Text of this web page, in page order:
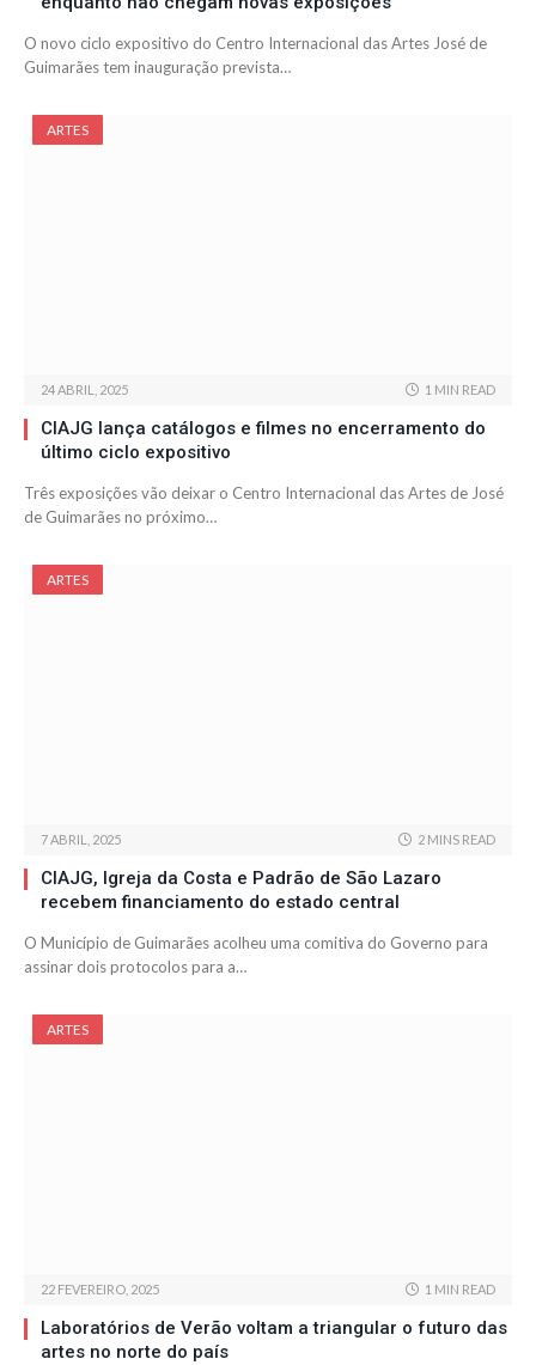
O novo ciclo expositivo do Centro Internacional das Artes José de
Guimarães tem inauguração prevista…
ARTES
24 ABRIL, 2025 1 MIN READ
CIAJG lança catálogos e filmes no encerramento do
último ciclo expositivo
Três exposições vão deixar o Centro Internacional das Artes de José
de Guimarães no próximo…
ARTES
7 ABRIL, 2025 2 MINS READ
CIAJG, Igreja da Costa e Padrão de São Lazaro
recebem financiamento do estado central
O Município de Guimarães acolheu uma comitiva do Governo para
assinar dois protocolos para a…
ARTES
22 FEVEREIRO, 2025 1 MIN READ
Laboratórios de Verão voltam a triangular o futuro das
artes no norte do país